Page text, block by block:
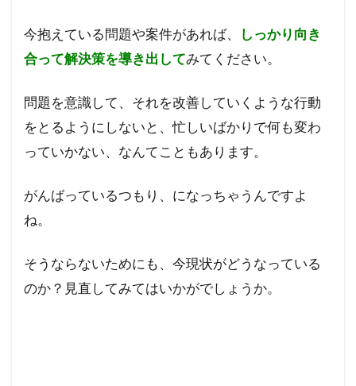
今抱えている問題や案件があれば、
しっかり向き
合って解決策を導き出してみてください。
問題を意識して、それを改善していくような行動
をとるようにしないと、忙しいばかりで何も変わ
っていかない、なんてこともあります。
がんばっているつもり、になっちゃうんですよ
ね。
そうならないためにも、今現状がどうなっている
のか？見直してみてはいかがでしょうか。